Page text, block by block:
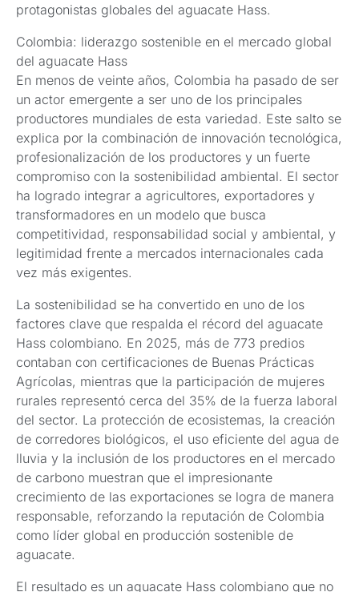
protagonistas globales del aguacate Hass.
Colombia: liderazgo sostenible en el mercado global
del aguacate Hass
En menos de veinte años, Colombia ha pasado de ser
un actor emergente a ser uno de los principales
productores mundiales de esta variedad. Este salto se
explica por la combinación de innovación tecnológica,
profesionalización de los productores y un fuerte
compromiso con la sostenibilidad ambiental. El sector
ha logrado integrar a agricultores, exportadores y
transformadores en un modelo que busca
competitividad, responsabilidad social y ambiental, y
legitimidad frente a mercados internacionales cada
vez más exigentes.
La sostenibilidad se ha convertido en uno de los
factores clave que respalda el récord del aguacate
Hass colombiano. En 2025, más de 773 predios
contaban con certificaciones de Buenas Prácticas
Agrícolas, mientras que la participación de mujeres
rurales representó cerca del 35% de la fuerza laboral
del sector. La protección de ecosistemas, la creación
de corredores biológicos, el uso eficiente del agua de
lluvia y la inclusión de los productores en el mercado
de carbono muestran que el impresionante
crecimiento de las exportaciones se logra de manera
responsable, reforzando la reputación de Colombia
como líder global en producción sostenible de
aguacate.
El resultado es un aguacate Hass colombiano que no